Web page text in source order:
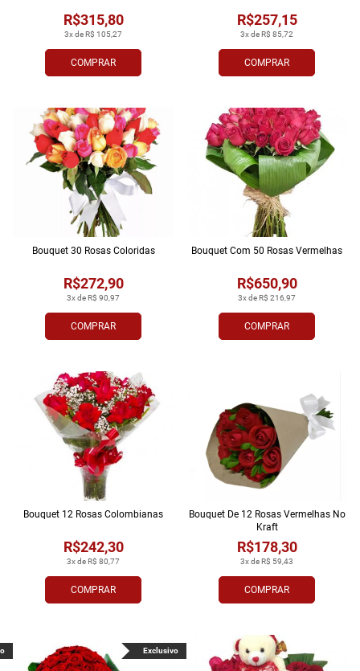
COMPRAR
3x de R$ 105,27
R$315,80
COMPRAR
3x de R$ 85,72
R$257,15
COMPRAR
3x de R$ 90,97
R$272,90
Bouquet 30 Rosas Coloridas
COMPRAR
3x de R$ 216,97
R$650,90
Bouquet Com 50 Rosas Vermelhas
COMPRAR
3x de R$ 80,77
R$242,30
Bouquet 12 Rosas Colombianas
COMPRAR
3x de R$ 59,43
R$178,30
Bouquet De 12 Rosas Vermelhas No
Kraft
Exclusivo